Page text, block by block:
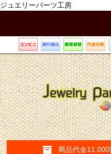
ジュエリーパーツ工房
商品代金